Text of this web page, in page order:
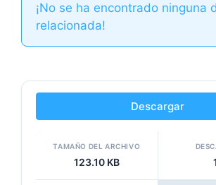
¡No se ha encontrado ninguna
relacionada!
Descargar
TAMAÑO DEL ARCHIVO
123.10 KB